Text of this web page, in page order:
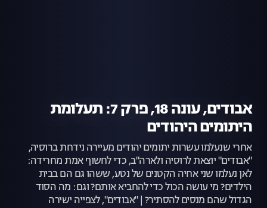
אבודים, עונה 18, פרק 7: תעלומת
היתומים היהודים
אחרי שנעלמו עשרות יתומים יהודים מעיירה נידחת ברוסיה,
"אבודים" יוצאת לרוסיה ולארה"ב, כדי לחשוף אמת מחרידה:
לאן נעלמו שני אחיה הקטנים של נטע, ששהו גם הם בבית
הילדים? מי עושה הכול כדי להחביא אותם? וגם: מה הסוד
הגדול שהם מנסים להסתיר? | "אבודים", לצפייה ישירה